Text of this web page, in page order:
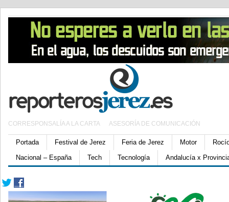
CORRESPONSALÍA A LA CARTA ASESORÍA DE COMUNICACIÓN
Portada Festival de Jerez Feria de Jerez Motor
Nacional – España
Tech Tecnología Andalucía x